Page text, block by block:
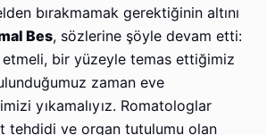
bırakmamak gerektiğinin altını
Bes, sözlerine şöyle devam etti:
bir yüzeyle temas ettiğimiz
zaman eve
yıkamalıyız. Romatologlar
tehdidi ve organ tutulumu olan